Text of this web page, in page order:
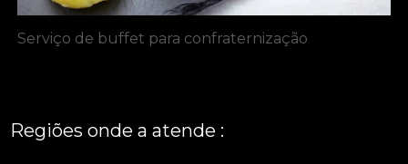
Serviço de buffet para confraternização
Regiões onde a atende :